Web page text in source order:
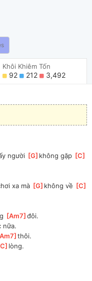
Khôi Khiêm Tốn
92 212 3,492
người [G ]không gặp [C
xa mà [G ]không về [C
[Am7 ]
đôi.
nữa.
Am7 ]thôi.
C ]lòng.